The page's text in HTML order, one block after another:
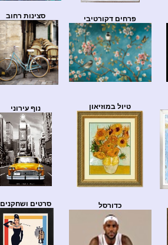
פרחים דקורטיבי סצינות רחוב
טיול במוזיאון נוף עירוני
כדורסל סרטים ושחקנים